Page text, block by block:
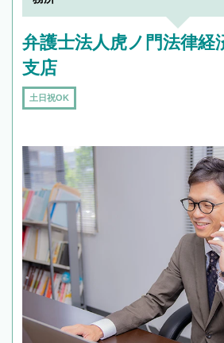
弁護士法人虎ノ門法律経
支店
土日祝OK